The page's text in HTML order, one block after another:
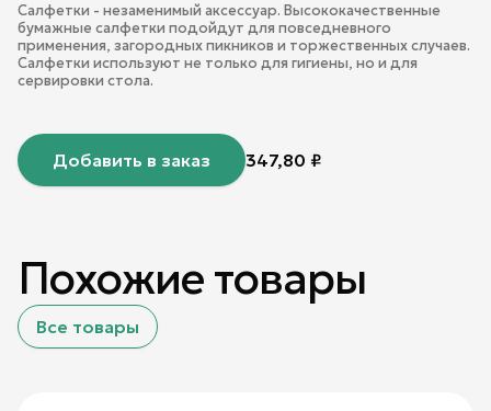
Салфетки - незаменимый аксессуар. Высококачественные
бумажные салфетки подойдут для повседневного
применения, загородных пикников и торжественных случаев.
Салфетки используют не только для гигиены, но и для
сервировки стола.
Добавить в заказ 347,80 ₽
Похожие товары
Все товары